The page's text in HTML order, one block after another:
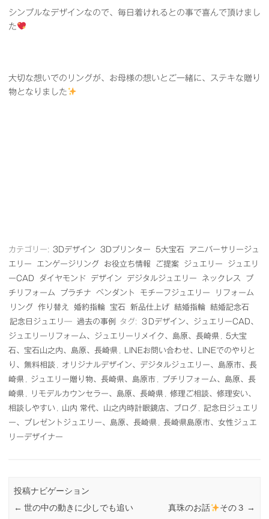
シンプルなデザインなので、毎日着けれるとの事で喜んで頂けまし
た
大切な想いでのリングが、お母様の想いとご一緒に、ステキな贈り
物となりました
カテゴリー: 3Dデザイン 3Dプリンター 5大宝石
アニバーサリージュ
エリー
エンゲージリング お役立ち情報 ご提案 ジュエリー
ジュエリ
ーCAD
ダイヤモンド デザイン デジタルジュエリー ネックレス
プ
チリフォーム
プラチナ ペンダント モチーフジュエリー
リフォーム
リング
作り替え 婚約指輪 宝石 新品仕上げ 結婚指輪
結婚記念石
記念日ジュエリ―
過去の事例 タグ:
３Dデザイン、ジュエリーCAD、
ジュエリーリフォーム、ジュエリーリメイク、島原、長崎県
5大宝
石、宝石山之内、島原、長崎県
LINEお問い合わせ、LINEでのやりと
り、無料相談
オリジナルデザイン、デジタルジュエリー、島原市、長
崎県
ジュエリー贈り物、長崎県、島原市
プチリフォーム、島原、長
崎県
リモデルカウンセラー、島原、長崎県
修理ご相談、修理安い、
相談しやすい
山内 常代、山之内時計眼鏡店、ブログ
記念日ジュエリ
ー、プレゼントジュエリー、島原、長崎県
長崎県島原市、女性ジュエ
リーデザイナー
投稿ナビゲーション
← 世の中の動きに少しでも追い
真珠のお話 その３ →